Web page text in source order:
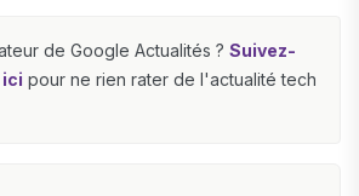
de Google Actualités ? Suivez-
ici pour ne rien rater de l'actualité tech